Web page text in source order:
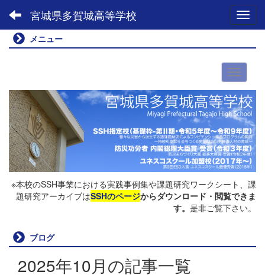
宮城県多賀城高等学校
メニュー
※本校のSSH事業における実践事例集や課題研究ワークシート、課
題研究アーカイブはSSHのページからダウンロード・閲覧できま
す。 是非ご覧下さい。
ブログ
2025年10月の記事一覧